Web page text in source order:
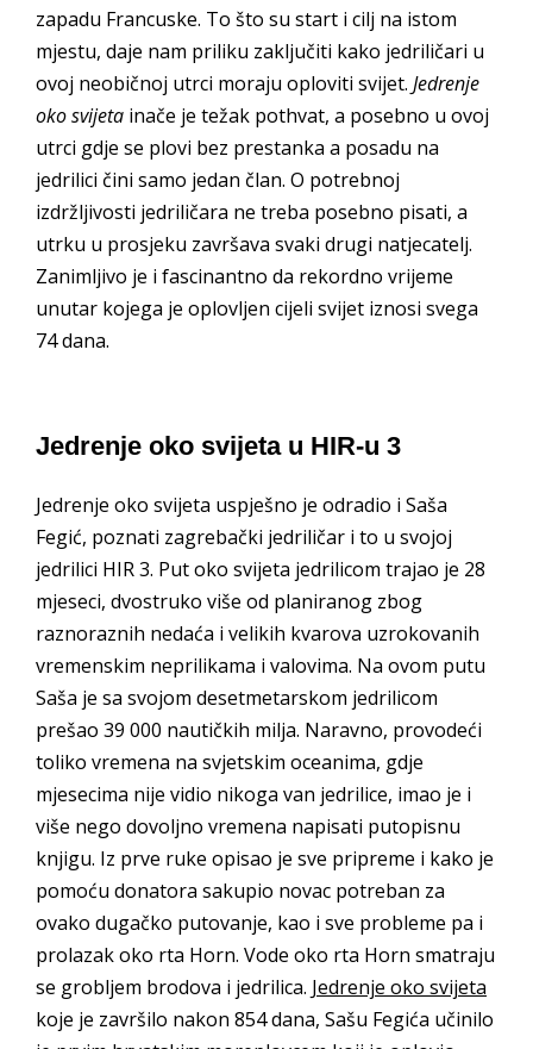
zapadu Francuske. To što su start i cilj na istom
mjestu, daje nam priliku zaključiti kako jedriličari u
ovoj neobičnoj utrci moraju oploviti svijet. Jedrenje
oko svijeta inače je težak pothvat, a posebno u ovoj
utrci gdje se plovi bez prestanka a posadu na
jedrilici čini samo jedan član. O potrebnoj
izdržljivosti jedriličara ne treba posebno pisati, a
utrku u prosjeku završava svaki drugi natjecatelj.
Zanimljivo je i fascinantno da rekordno vrijeme
unutar kojega je oplovljen cijeli svijet iznosi svega
74 dana.
Jedrenje oko svijeta u HIR-u 3
Jedrenje oko svijeta uspješno je odradio i Saša
Fegić, poznati zagrebački jedriličar i to u svojoj
jedrilici HIR 3. Put oko svijeta jedrilicom trajao je 28
mjeseci, dvostruko više od planiranog zbog
raznoraznih nedaća i velikih kvarova uzrokovanih
vremenskim neprilikama i valovima. Na ovom putu
Saša je sa svojom desetmetarskom jedrilicom
prešao 39 000 nautičkih milja. Naravno, provodeći
toliko vremena na svjetskim oceanima, gdje
mjesecima nije vidio nikoga van jedrilice, imao je i
više nego dovoljno vremena napisati putopisnu
knjigu. Iz prve ruke opisao je sve pripreme i kako je
pomoću donatora sakupio novac potreban za
ovako dugačko putovanje, kao i sve probleme pa i
prolazak oko rta Horn. Vode oko rta Horn smatraju
se grobljem brodova i jedrilica. Jedrenje oko svijeta
koje je završilo nakon 854 dana, Sašu Fegića učinilo